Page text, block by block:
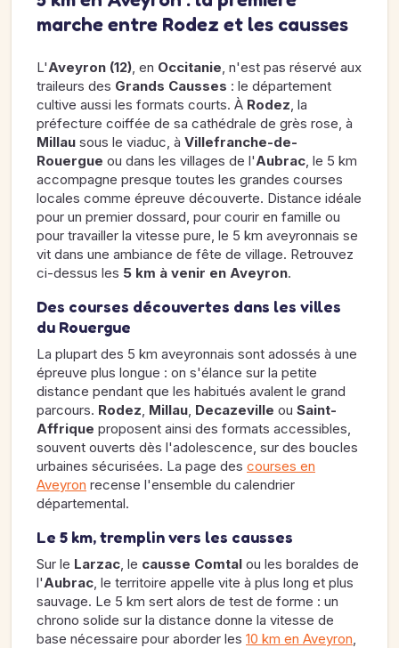
marche entre Rodez et les causses
L'Aveyron (12), en Occitanie, n'est pas réservé aux
traileurs des Grands Causses : le département
cultive aussi les formats courts. À Rodez, la
préfecture coiffée de sa cathédrale de grès rose, à
Millau sous le viaduc, à Villefranche-de-
Rouergue ou dans les villages de l'Aubrac, le 5 km
accompagne presque toutes les grandes courses
locales comme épreuve découverte. Distance idéale
pour un premier dossard, pour courir en famille ou
pour travailler la vitesse pure, le 5 km aveyronnais se
vit dans une ambiance de fête de village. Retrouvez
ci-dessus les 5 km à venir en Aveyron.
Des courses découvertes dans les villes
du Rouergue
La plupart des 5 km aveyronnais sont adossés à une
épreuve plus longue : on s'élance sur la petite
distance pendant que les habitués avalent le grand
parcours. Rodez, Millau, Decazeville ou Saint-
Affrique proposent ainsi des formats accessibles,
souvent ouverts dès l'adolescence, sur des boucles
urbaines sécurisées. La page des courses en
Aveyron recense l'ensemble du calendrier
départemental.
Le 5 km, tremplin vers les causses
Sur le Larzac, le causse Comtal ou les boraldes de
l'Aubrac, le territoire appelle vite à plus long et plus
sauvage. Le 5 km sert alors de test de forme : un
chrono solide sur la distance donne la vitesse de
base nécessaire pour aborder les 10 km en Aveyron,